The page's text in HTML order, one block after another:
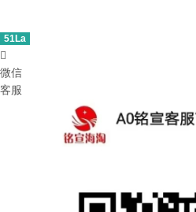
51La

微信
客服